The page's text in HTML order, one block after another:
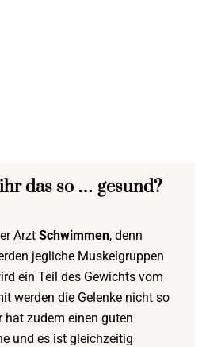
das so … gesund?
Arzt Schwimmen, denn
jegliche Muskelgruppen
ein Teil des Gewichts vom
werden die Gelenke nicht so
hat zudem einen guten
und es ist gleichzeitig